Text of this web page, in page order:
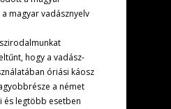
magyar vadásznyelv
hogy a vadász-
óriási káosz
a német
és legtöbb esetben